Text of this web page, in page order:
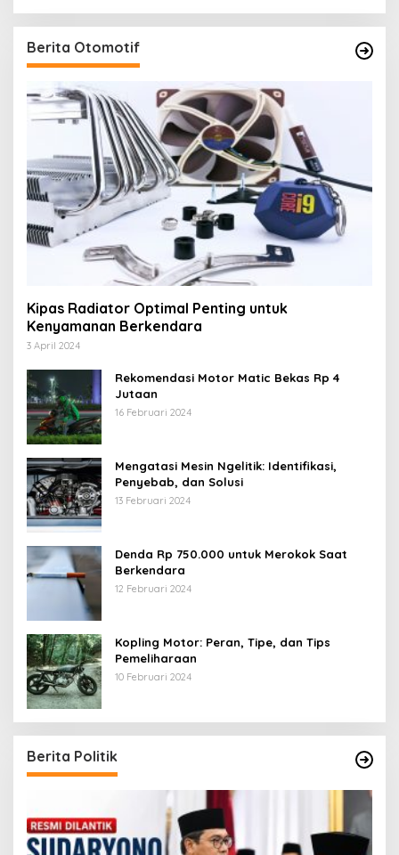
Berita Otomotif
Kipas Radiator Optimal Penting untuk
Kenyamanan Berkendara
3 April 2024
Rekomendasi Motor Matic Bekas Rp 4
Jutaan
16 Februari 2024
Mengatasi Mesin Ngelitik: Identifikasi,
Penyebab, dan Solusi
13 Februari 2024
Denda Rp 750.000 untuk Merokok Saat
Berkendara
12 Februari 2024
Kopling Motor: Peran, Tipe, dan Tips
Pemeliharaan
10 Februari 2024
Berita Politik